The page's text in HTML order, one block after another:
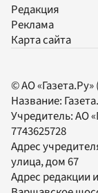
Редакция
Реклама
Карта сайта
© АО
Название:
Учредитель:АО
7743625728
Адрес
улица, дом 67
Адрес редакции